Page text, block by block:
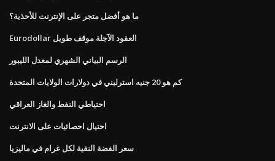
ما هو أفضل متجر على الإنترنت للأحذية؟
Eurodollar العقود الآجلة موقف طويل
الرسم البياني الشهري لمعدل الليبور
كم هو 20 جنيه استرليني في دولارات الولايات المتحدة
احتياطي النفط والغاز العراقي
احتيال احصائيات على الانترنت
سعر الفضة النقية لكل غرام في ماليزيا